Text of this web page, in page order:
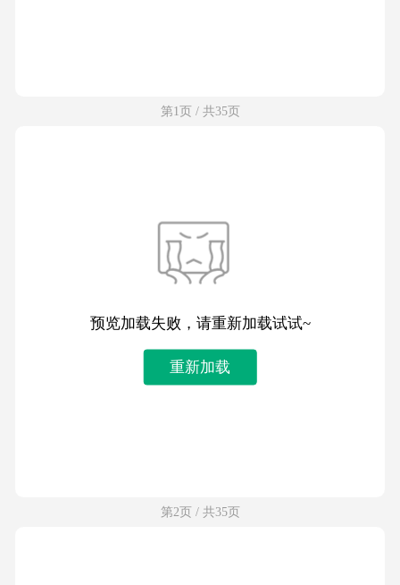
第1页 / 共35页
预览加载失败，请重新加载试试~
重新加载
第2页 / 共35页